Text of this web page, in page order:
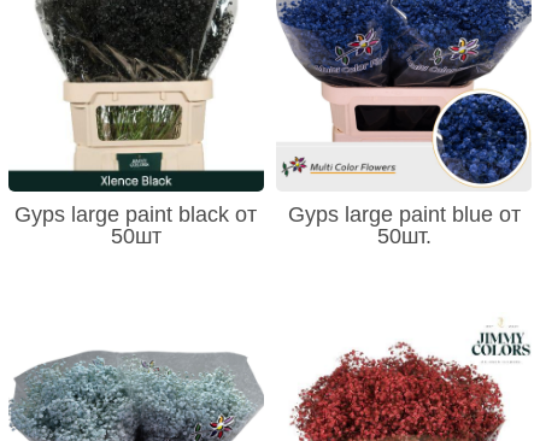
Gyps large paint black от
50шт
Gyps large paint blue от
50шт.